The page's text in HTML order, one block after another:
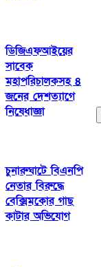
ডিজিএফআইয়ের
সাবেক
মহাপরিচালকসহ ৪
জনের দেশত্যাগে
নিষেধাজ্ঞা
চুনারুঘাটে বিএনপি
নেতার বিরুদ্ধে
বেক্সিমকোর গাছ
কাটার অভিযোগ